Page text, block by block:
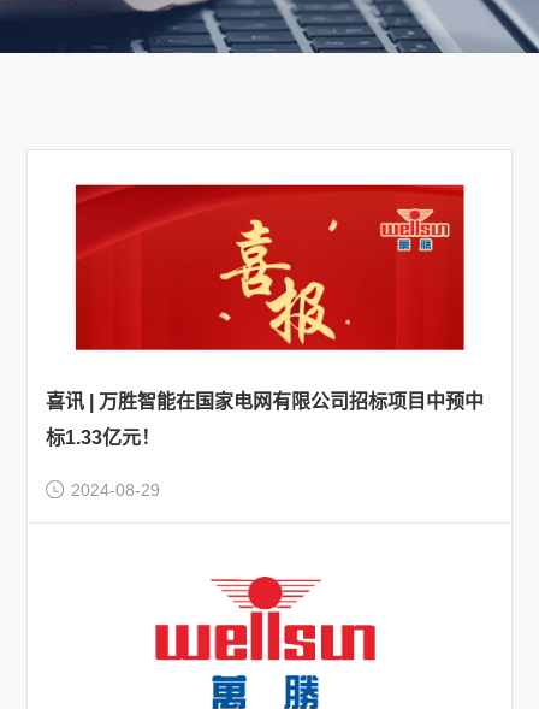
喜讯 | 万胜智能在国家电网有限公司招标项目中预中
标1.33亿元！
2024-08-29